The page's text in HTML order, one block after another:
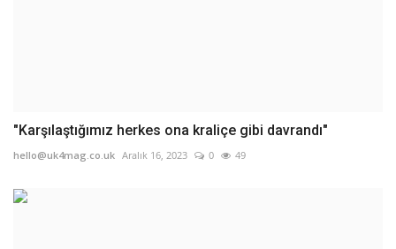
"Karşılaştığımız herkes ona kraliçe gibi davrandı"
hello@uk4mag.co.uk Aralık 16, 2023 0 49